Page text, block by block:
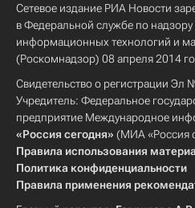
Сетевое издание РИА Новости
в Федеральной службе по надзору
информационных технологий и
(Роскомнадзор) 08 апреля 2014
Свидетельство о регистрации
Учредитель: Федеральное
предприятие Международное
«Россия сегодня» (МИА «Россия
Правила использования
Политика конфиденциальности
Правила применения